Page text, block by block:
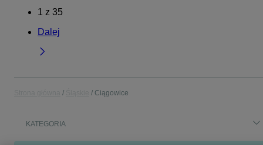
1 z 35
Dalej
Ciągowice
KATEGORIA